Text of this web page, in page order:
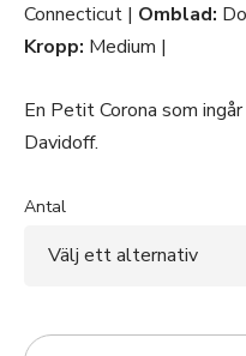
Connecticut | Omblad:
Kropp: Medium |
En Petit Corona som
Davidoff.
Antal